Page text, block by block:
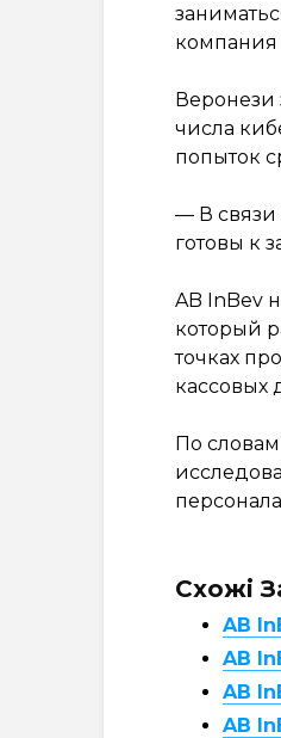
компания
Веронези
числа
попыток
— В связи
готовы к
AB InBev
который
точках
кассовых
По
Схожі
AB
AB
AB
AB